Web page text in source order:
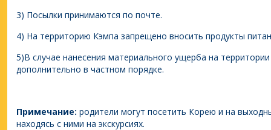
3) Посылки принимаются по почте.
4) На территорию Кэмпа запрещено вносить продукты
5)В случае нанесения материального ущерба на
дополнительно в частном порядке.
Примечание: родители могут посетить Корею и на
находясь с ними на экскурсиях.